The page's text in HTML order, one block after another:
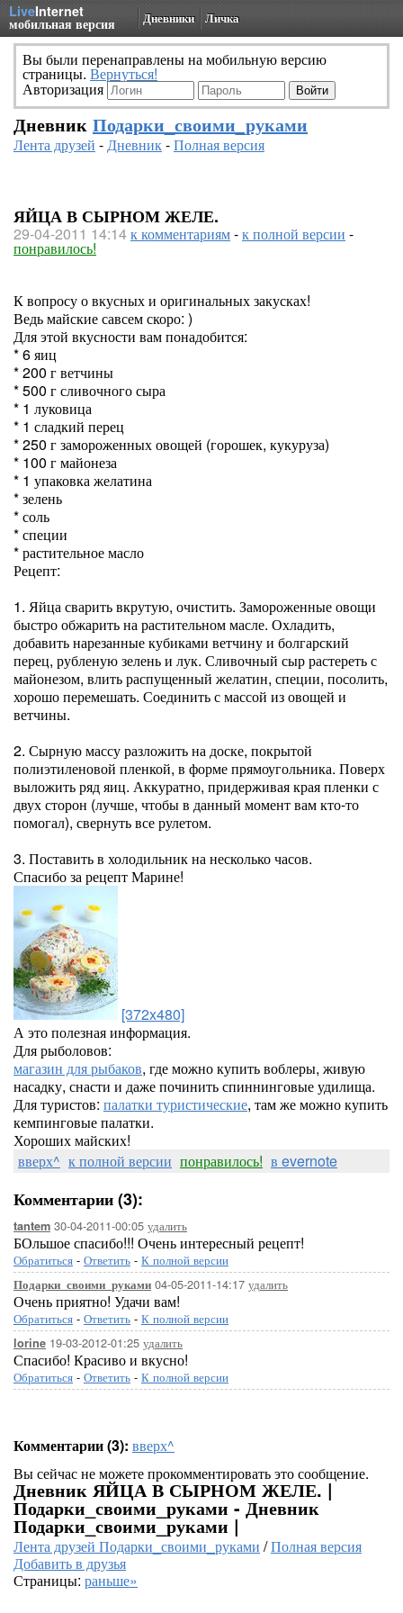
LiveInternet
мобильная версия Дневники Личка
Вы были перенаправлены на мобильную версию
страницы. Вернуться!
Авторизация
Дневник Подарки_своими_руками
Лента друзей -Дневник-Полная версия
ЯЙЦА В СЫРНОМ ЖЕЛЕ.
29-04-2011 14:14к комментариям-к полной версии -
понравилось!
К вопросу о вкусных и оригинальных закусках!
Ведь майские савсем скоро: )
Для этой вкусности вам понадобится:
* 6 яиц
* 200 г ветчины
* 500 г сливочного сыра
* 1 луковица
* 1 сладкий перец
* 250 г замороженных овощей (горошек, кукуруза)
* 100 г майонеза
* 1 упаковка желатина
* зелень
* соль
* специи
* растительное масло
Рецепт:
1. Яйца сварить вкрутую, очистить. Замороженные овощи
быстро обжарить на растительном масле. Охладить,
добавить нарезанные кубиками ветчину и болгарский
перец, рубленую зелень и лук. Сливочный сыр растереть с
майонезом, влить распущенный желатин, специи, посолить,
хорошо перемешать. Соединить с массой из овощей и
ветчины.
2. Сырную массу разложить на доске, покрытой
полиэтиленовой пленкой, в форме прямоугольника. Поверх
выложить ряд яиц. Аккуратно, придерживая края пленки с
двух сторон (лучше, чтобы в данный момент вам кто-то
помогал), свернуть все рулетом.
3. Поставить в холодильник на несколько часов.
Спасибо за рецепт Марине!
[372x480]
А это полезная информация.
Для рыболовов:
магазин для рыбаков, где можно купить воблеры, живую
насадку, снасти и даже починить спиннинговые удилища.
Для туристов: палатки туристические, там же можно купить
кемпинговые палатки.
Хороших майских!
вверх^ к полной версии понравилось! в evernote
Комментарии (3):
tantem 30-04-2011-00:05 удалить
БОльшое спасибо!!! Очень интересный рецепт!
Обратиться - Ответить - К полной версии
Подарки_своими_руками 04-05-2011-14:17 удалить
Очень приятно! Удачи вам!
Обратиться - Ответить - К полной версии
lorine 19-03-2012-01:25 удалить
Спасибо! Красиво и вкусно!
Обратиться - Ответить - К полной версии
Комментарии (3): вверх^
Вы сейчас не можете прокомментировать это сообщение.
Дневник ЯЙЦА В СЫРНОМ ЖЕЛЕ. |
Подарки_своими_руками - Дневник
Подарки_своими_руками |
Лента друзей Подарки_своими_руками /Полная версия
Добавить в друзья
Страницы: раньше»